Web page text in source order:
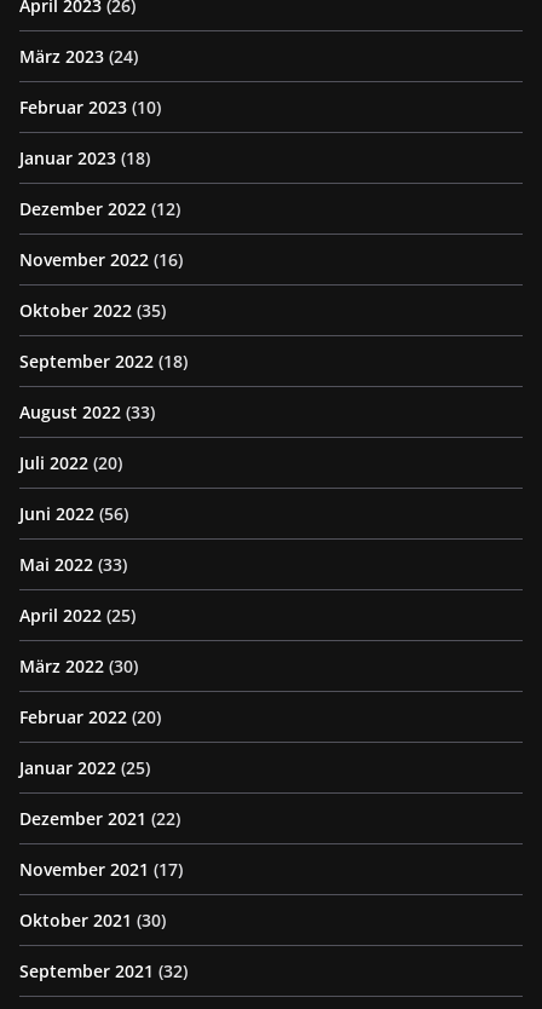
April 2023 (26)
März 2023 (24)
Februar 2023 (10)
Januar 2023 (18)
Dezember 2022 (12)
November 2022 (16)
Oktober 2022 (35)
September 2022 (18)
August 2022 (33)
Juli 2022 (20)
Juni 2022 (56)
Mai 2022 (33)
April 2022 (25)
März 2022 (30)
Februar 2022 (20)
Januar 2022 (25)
Dezember 2021 (22)
November 2021 (17)
Oktober 2021 (30)
September 2021 (32)